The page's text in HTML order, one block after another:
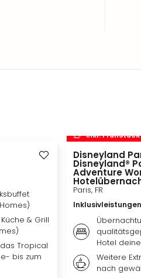
& Grill
Tropical
bis zum
inkl. Frühstück
Disneyland
Disneyland®
Adventure
Paris, FR
Inklusivleistungen
Hotel
Weitere
nach